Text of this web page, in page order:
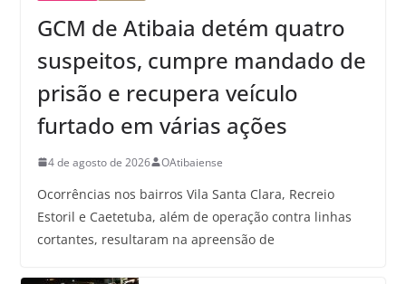
GCM de Atibaia detém quatro
suspeitos, cumpre mandado de
prisão e recupera veículo
furtado em várias ações
4 de agosto de 2026 OAtibaiense
Ocorrências nos bairros Vila Santa Clara, Recreio
Estoril e Caetetuba, além de operação contra linhas
cortantes, resultaram na apreensão de